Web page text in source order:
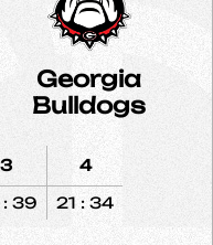
Georgia
Bulldogs
3
39
4
21 : 34